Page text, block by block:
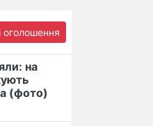
оголошення
на
(фото)